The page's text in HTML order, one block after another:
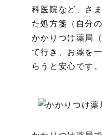
科医院など、さ
た処方箋（自分
かかりつけ薬局
て行き、お薬を
らうと安心です。